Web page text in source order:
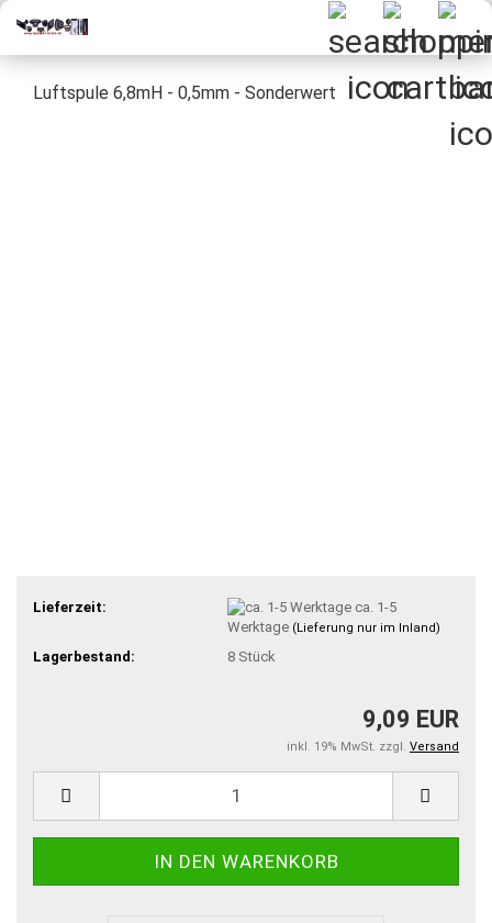
Luftspule 6,8mH - 0,5mm - Sonderwert
Lieferzeit:
ca. 1-5
Werktage (Lieferung nur im Inland)
Lagerbestand: 8 Stück
9,09 EUR
inkl. 19% MwSt. zzgl. Versand